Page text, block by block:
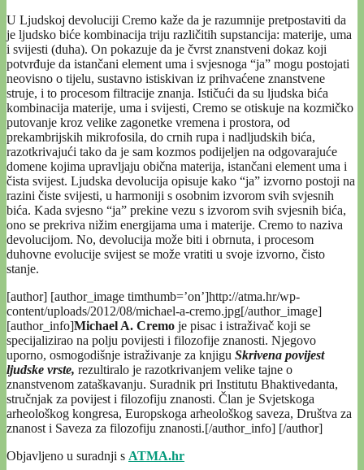
U Ljudskoj devoluciji Cremo kaže da je razumnije pretpostaviti da
je ljudsko biće kombinacija triju različitih supstancija: materije, uma
i svijesti (duha). On pokazuje da je čvrst znanstveni dokaz koji
potvrđuje da istančani element uma i svjesnoga “ja” mogu postojati
neovisno o tijelu, sustavno istiskivan iz prihvaćene znanstvene
struje, i to procesom filtracije znanja. Ističući da su ljudska bića
kombinacija materije, uma i svijesti, Cremo se otiskuje na kozmičko
putovanje kroz velike zagonetke vremena i prostora, od
prekambrijskih mikrofosila, do crnih rupa i nadljudskih bića,
razotkrivajući tako da je sam kozmos podijeljen na odgovarajuće
domene kojima upravljaju obična materija, istančani element uma i
čista svijest. Ljudska devolucija opisuje kako “ja” izvorno postoji na
razini čiste svijesti, u harmoniji s osobnim izvorom svih svjesnih
bića. Kada svjesno “ja” prekine vezu s izvorom svih svjesnih bića,
ono se prekriva nižim energijama uma i materije. Cremo to naziva
devolucijom. No, devolucija može biti i obrnuta, i procesom
duhovne evolucije svijest se može vratiti u svoje izvorno, čisto
stanje.
[author] [author_image timthumb=’on’]http://atma.hr/wp-
content/uploads/2012/08/michael-a-cremo.jpg[/author_image]
[author_info]Michael A. Cremo je pisac i istraživač koji se
specijalizirao na polju povijesti i filozofije znanosti. Njegovo
uporno, osmogodišnje istraživanje za knjigu Skrivena povijest
ljudske vrste, rezultiralo je razotkrivanjem velike tajne o
znanstvenom zataškavanju. Suradnik pri Institutu Bhaktivedanta,
stručnjak za povijest i filozofiju znanosti. Član je Svjetskoga
arheološkog kongresa, Europskoga arheološkog saveza, Društva za
znanost i Saveza za filozofiju znanosti.[/author_info] [/author]
Objavljeno u suradnji s ATMA.hr